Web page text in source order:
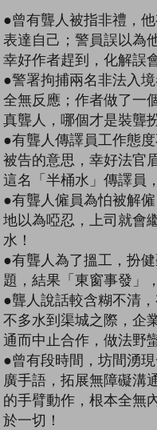
●曾有聾人被指非禮，
表達自己；警員誤以為
幸好作者趕到，化解誤
●警署拘捕兩名非法入
全無反應；作者做了一
真聾人，哪個才是裝聾
●有聾人傳譯員工作態
被告的意思，幸好法官
這名「半桶水」傳譯員
●有聾人僱員為怕被解
地以為啞忍，上司就會
水！
●有聾人為了搵工，扮
題，結果「東窗事發」
●聾人說話較含糊不清
不多水到渠城之際，企
通而中止合作，做法野
●曾有段時間，坊間湧
廣手語，拓展無障礙溝
的手臂動作，根本全無
於一切！